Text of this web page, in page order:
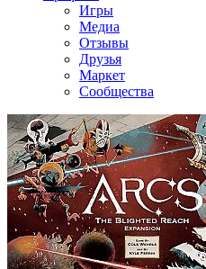
Игры
Медиа
Отзывы
Друзья
Маркет
Сообщества